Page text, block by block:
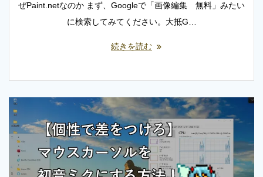
ぜPaint.netなのか まず、Googleで「画像編集 無料」みたい
に検索してみてください。大抵G…
続きを読む